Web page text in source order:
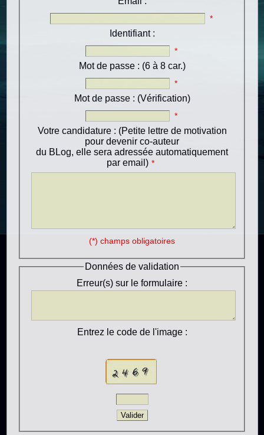
*
Identifiant :
*
Mot de passe : (6 à 8 car.)
*
Mot de passe : (Vérification)
*
Votre candidature : (Petite lettre de motivation
pour devenir co-auteur
du BLog, elle sera adressée automatiquement
par email) *
(*) champs obligatoires
Données de validation
Erreur(s) sur le formulaire :
Entrez le code de l'image :